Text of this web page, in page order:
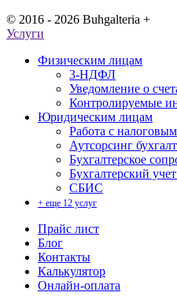
© 2016 - 2026 Buhgalteria +
Услуги
Физическим лицам
3-НДФЛ
Уведомление о
Контролируемые
Юридическим лицам
Работа с
Аутсорсинг
Бухгалтерское
Бухгалтерский
СБИС
+ еще 12 услуг
Прайс лист
Блог
Контакты
Калькулятор
Онлайн-оплата